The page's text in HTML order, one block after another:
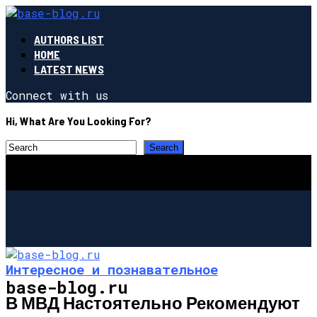
AUTHORS LIST
HOME
LATEST NEWS
Connect with us
Hi, What Are You Looking For?
base-blog.ru
Интересное и познавательное
В МВД Настоятельно Рекомендуют